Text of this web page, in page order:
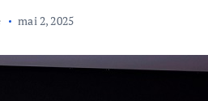
mai 2, 2025